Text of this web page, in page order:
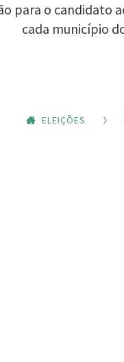
para o candidato
cada município
ELEIÇÕES